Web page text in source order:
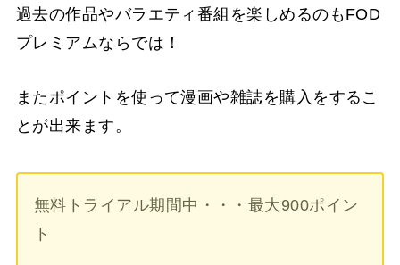
過去の作品やバラエティ番組を楽しめるのもFOD
プレミアムならでは！
またポイントを使って漫画や雑誌を購入をするこ
とが出来ます。
無料トライアル期間中・・・最大900ポイン
ト